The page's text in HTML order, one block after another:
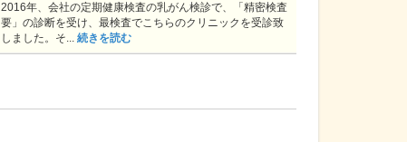
2016年、会社の定期健康検査の乳がん検診で、「精密検査
要」の診断を受け、最検査でこちらのクリニックを受診致
しました。そ... 続きを読む